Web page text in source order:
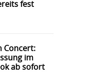
fest
Concert:
im
ab sofort